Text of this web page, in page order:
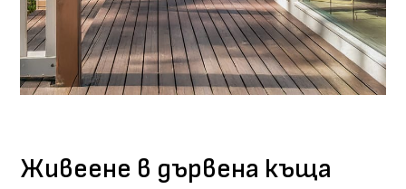
Живеене в дървена къща